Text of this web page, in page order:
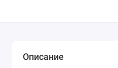
Описание